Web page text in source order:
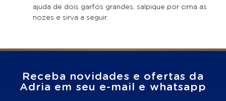
ajuda de dois garfos grandes, salpique por cima as
nozes e sirva a seguir.
Receba novidades e ofertas da
Adria em seu e-mail e whatsapp